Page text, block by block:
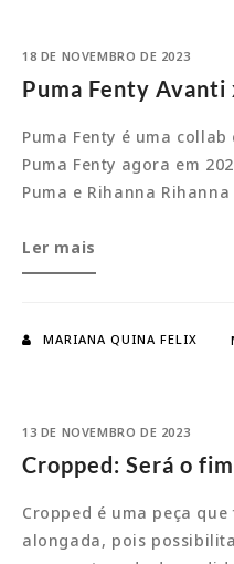
18 DE NOVEMBRO DE 2023
Puma Fenty Avanti
Puma Fenty é uma
Puma Fenty agora em
Puma e Rihanna
Puma
Fenty
x
Ler mais
MARIANA QUINA FELIX
13 DE NOVEMBRO DE 2023
Cropped: Será o
Cropped é uma peça
alongada, pois